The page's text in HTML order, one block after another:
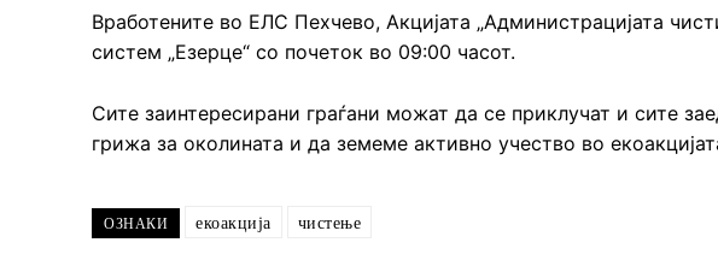
Вработените во ЕЛС Пехчево, Акцијата „Администрацијата
систем „Езерце“ со почеток во 09:00 часот.
Сите заинтересирани граѓани можат да се приклучат и сите
грижа за околината и да земеме активно учество во
ОЗНАКИ екоакција чистење